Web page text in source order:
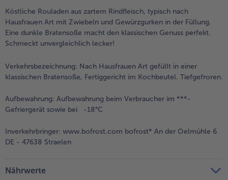
Weiterempfehlen &
Köstliche Rouladen aus zartem Rindfleisch, typisch nach
Hausfrauen Art mit Zwiebeln und Gewürzgurken in der Füllung.
Eine dunkle Bratensoße macht den klassischen Genuss perfekt.
Schmeckt unvergleichlich lecker!
Verkehrsbezeichnung: Nach Hausfrauen Art gefüllt in einer
klassischen Bratensoße, Fertiggericht im Kochbeutel. Tiefgefroren.
Aufbewahrung: Aufbewahrung beim Verbraucher im ***-
Gefriergerät sowie bei -18°C
Inverkehrbringer: www.bofrost.com bofrost* An der Oelmühle 6
DE - 47638 Straelen
Nährwerte